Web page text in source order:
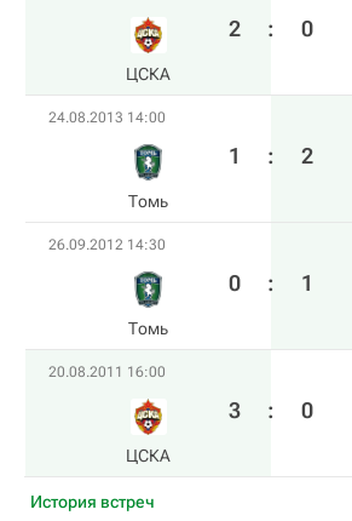
ЦСКА
2 : 0
24.08.2013 14:00
Томь
1 : 2
26.09.2012 14:30
Томь
0 : 1
20.08.2011 16:00
ЦСКА
3 : 0
История встреч